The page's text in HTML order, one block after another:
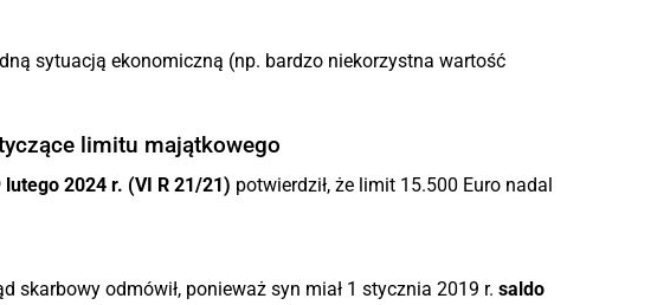
sytuacją ekonomiczną (np. bardzo niekorzystna wartość
limitu majątkowego
lutego 2024 r. (VI R 21/21) potwierdził, że limit 15.500 Euro nadal
skarbowy odmówił, ponieważ syn miał 1 stycznia 2019 r. saldo